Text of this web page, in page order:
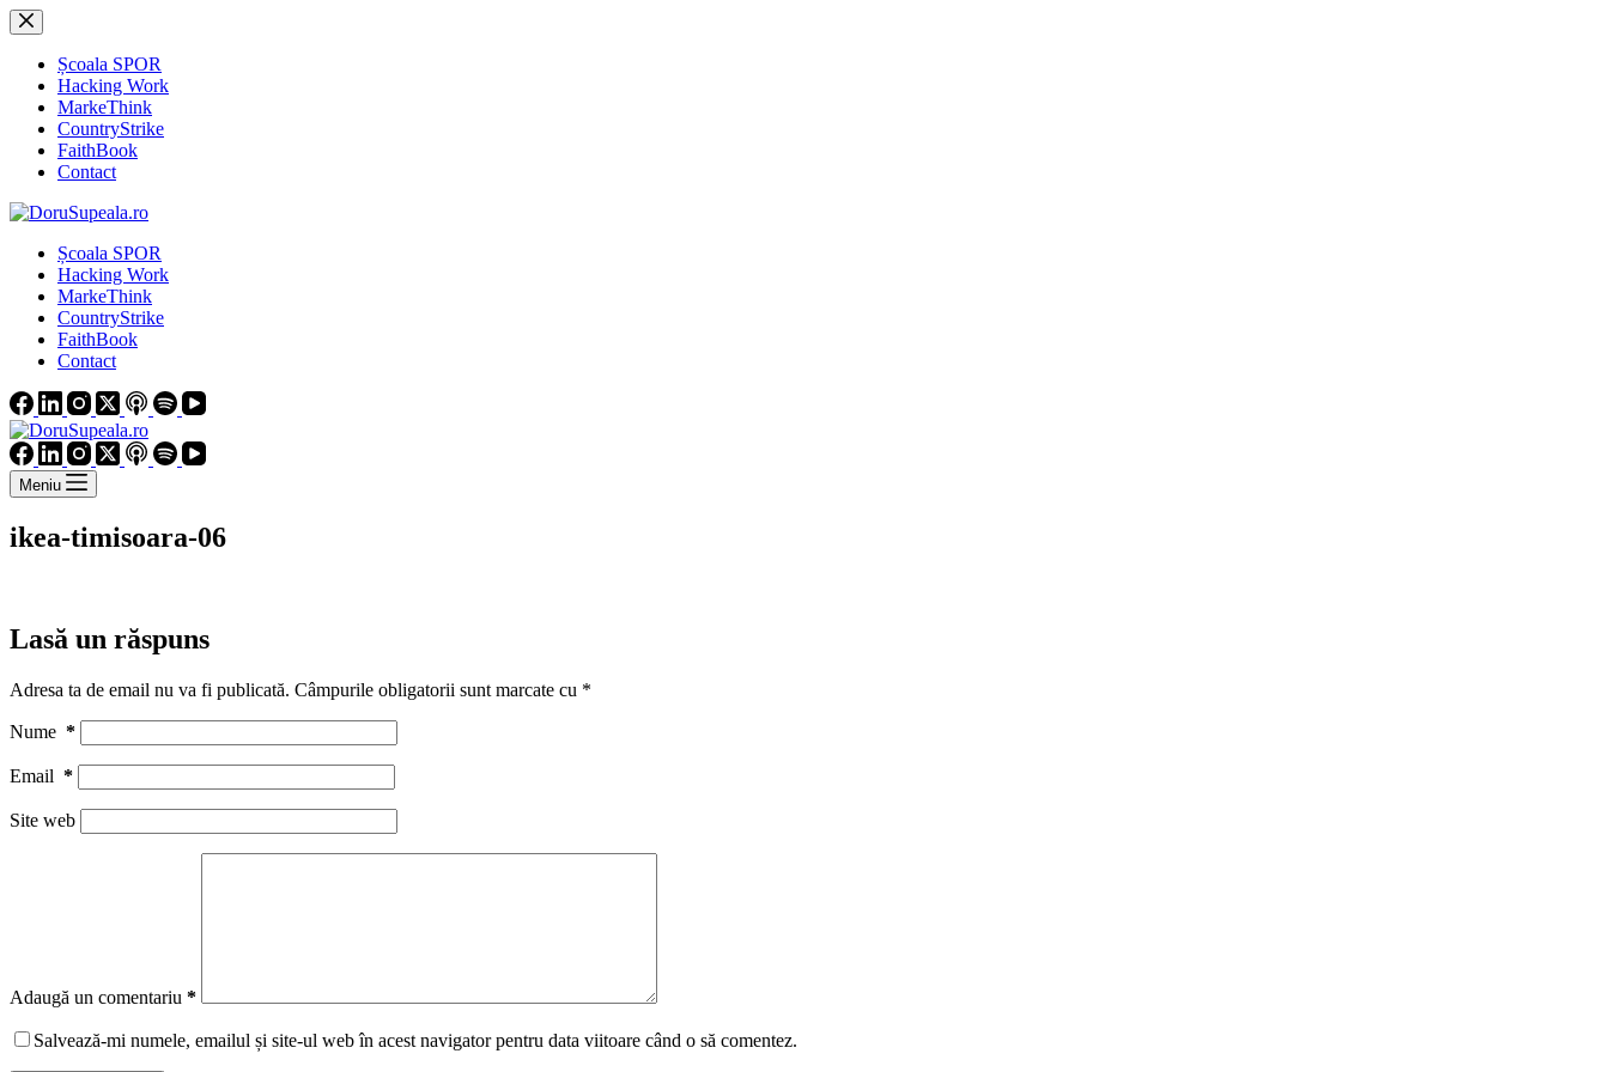
Sari
la
conținutȘcoala SPOR
Hacking Work
MarkeThink
CountryStrike
FaithBook
Contact
Școala SPOR
Hacking Work
MarkeThink
CountryStrike
FaithBook
Contact
Meniu
ikea-timisoara-06
Lasă un răspuns
Adresa ta de email nu va fi publicată. Câmpurile obligatorii sunt marcate cu *
Nume *
Email *
Site web
Adaugă un comentariu *
Salvează-mi numele, emailul și site-ul web în acest navigator pentru data viitoare când o să comentez.